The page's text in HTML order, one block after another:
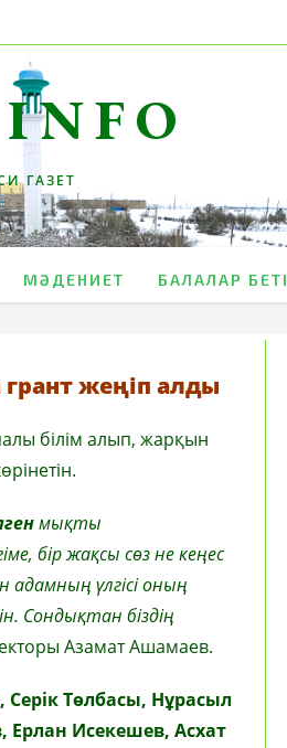
ГАЗЕТ
МӘДЕНИЕТ БАЛАЛАР БЕТІ
жеңіп алды
білім алып, жарқын
мықты
бір жақсы сөз не кеңес
адамның үлгісі оның
Сондықтан біздің
Азамат Ашамаев.
Төлбасы, Нұрасыл
Исекешев, Асхат